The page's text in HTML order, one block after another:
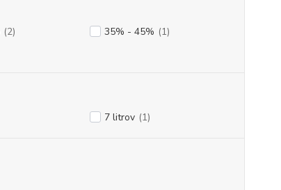
(2) 35% - 45% (1)
7 litrov (1)